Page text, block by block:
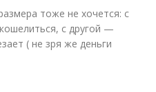
тоже не хочется: с
с другой —
( не зря же деньги